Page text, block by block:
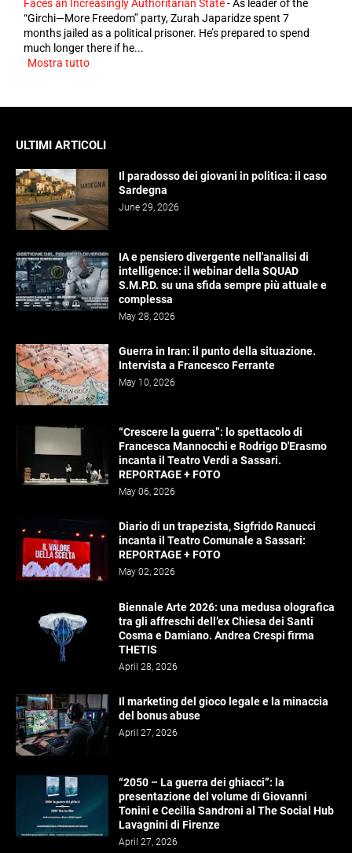
Faces an Increasingly Authoritarian State-As leader of the
“Girchi—More Freedom” party, Zurah Japaridze spent 7
months jailed as a political prisoner. He’s prepared to spend
much longer there if he...
Mostra tutto
ULTIMI ARTICOLI
Il paradosso dei giovani in politica: il caso
Sardegna
June 29, 2026
IA e pensiero divergente nell'analisi di
intelligence: il webinar della SQUAD
S.M.P.D. su una sfida sempre più attuale e
complessa
May 28, 2026
Guerra in Iran: il punto della situazione.
Intervista a Francesco Ferrante
May 10, 2026
“Crescere la guerra”: lo spettacolo di
Francesca Mannocchi e Rodrigo D'Erasmo
incanta il Teatro Verdi a Sassari.
REPORTAGE + FOTO
May 06, 2026
Diario di un trapezista, Sigfrido Ranucci
incanta il Teatro Comunale a Sassari:
REPORTAGE + FOTO
May 02, 2026
Biennale Arte 2026: una medusa olografica
tra gli affreschi dell’ex Chiesa dei Santi
Cosma e Damiano. Andrea Crespi firma
THETIS
April 28, 2026
Il marketing del gioco legale e la minaccia
del bonus abuse
April 27, 2026
“2050 – La guerra dei ghiacci”: la
presentazione del volume di Giovanni
Tonini e Cecilia Sandroni al The Social Hub
Lavagnini di Firenze
April 27, 2026